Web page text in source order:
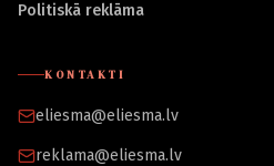
Politiskā reklāma
KONTAKTI
eliesma@eliesma.lv
reklama@eliesma.lv